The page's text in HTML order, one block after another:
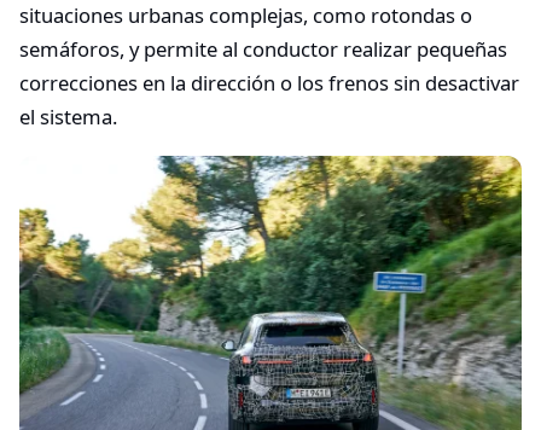
situaciones urbanas complejas, como rotondas o
semáforos, y permite al conductor realizar pequeñas
correcciones en la dirección o los frenos sin desactivar
el sistema.